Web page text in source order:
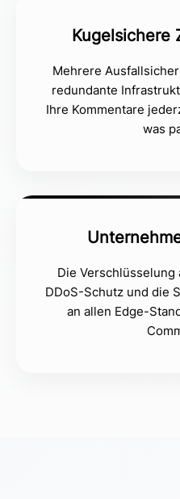
Kugelsichere
Mehrere
redundante
Ihre Kommentare
was
Die
DDoS-Schutz und die
an allen Edge-